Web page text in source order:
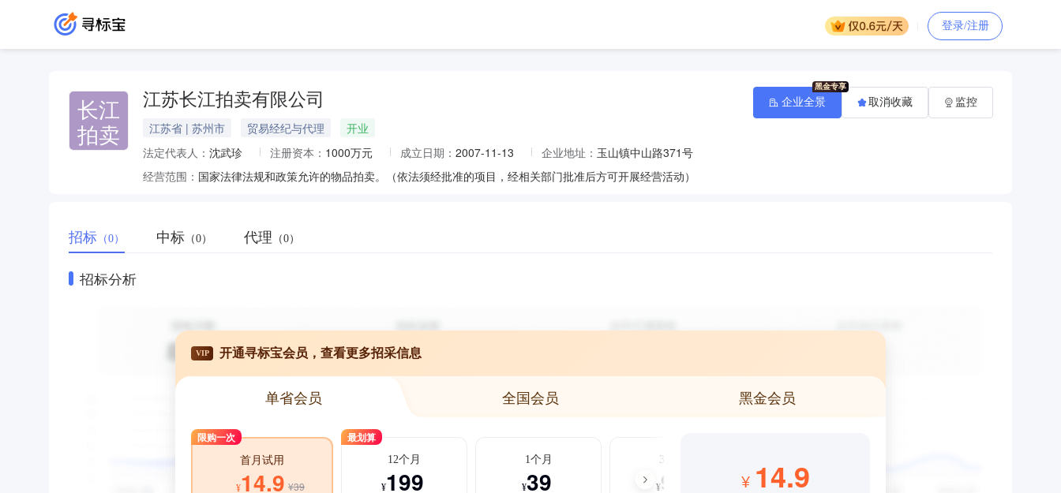
登录/注册
长江
拍卖
江苏长江拍卖有限公司
江苏省 | 苏州市 贸易经纪与代理
开业
法定代表人： 沈武珍 注册资本： 1000万元 成立日期： 2007-11-13 企业地址： 玉山镇中山路371号
经营范围： 国家法律法规和政策允许的物品拍卖。（依法须经批准的项目，经相关部门批准后方可开展经营活动）
企业全景 取消收藏 监控
招标 （0） 中标 （0） 代理 （0）
招标分析
VIP 开通寻标宝会员，查看更多招采信息
单省会员 全国会员 黑金会员
限购一次
首月试用
¥14.9 ¥39
最划算
12个月
¥199
1个月
¥39
3个月
¥99 ¥ 14.9